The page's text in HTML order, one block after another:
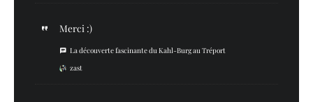
Merci :)
La découverte fascinante du Kahl-Burg au Tréport
zast